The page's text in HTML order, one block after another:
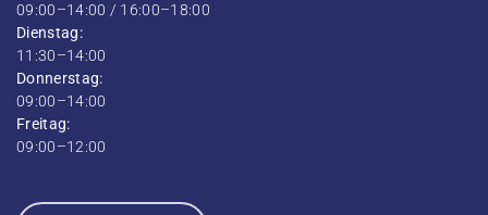
09:00–14:00 / 16:00–18:00
Dienstag:
11:30–14:00
Donnerstag:
09:00–14:00
Freitag:
09:00–12:00